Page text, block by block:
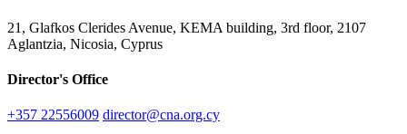
21, Glafkos Clerides Avenue, KEMA building, 3rd floor, 2107
Aglantzia, Nicosia, Cyprus
Director's Office
+357 22556009 director@cna.org.cy